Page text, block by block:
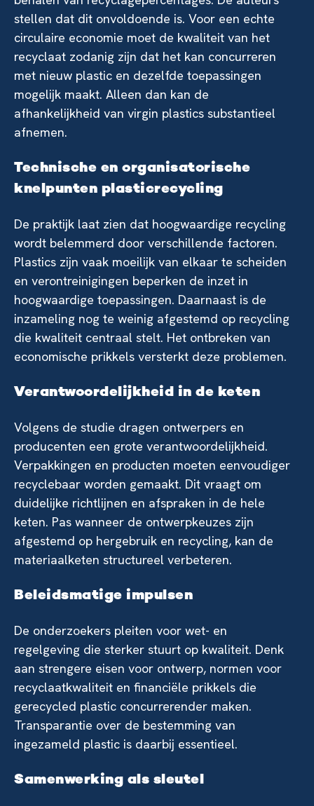
stellen dat dit onvoldoende is. Voor een echte
circulaire economie moet de kwaliteit van het
recyclaat zodanig zijn dat het kan concurreren
met nieuw plastic en dezelfde toepassingen
mogelijk maakt. Alleen dan kan de
afhankelijkheid van virgin plastics substantieel
afnemen.
Technische en organisatorische
knelpunten plasticrecycling
De praktijk laat zien dat hoogwaardige recycling
wordt belemmerd door verschillende factoren.
Plastics zijn vaak moeilijk van elkaar te scheiden
en verontreinigingen beperken de inzet in
hoogwaardige toepassingen. Daarnaast is de
inzameling nog te weinig afgestemd op recycling
die kwaliteit centraal stelt. Het ontbreken van
economische prikkels versterkt deze problemen.
Verantwoordelijkheid in de keten
Volgens de studie dragen ontwerpers en
producenten een grote verantwoordelijkheid.
Verpakkingen en producten moeten eenvoudiger
recyclebaar worden gemaakt. Dit vraagt om
duidelijke richtlijnen en afspraken in de hele
keten. Pas wanneer de ontwerpkeuzes zijn
afgestemd op hergebruik en recycling, kan de
materiaalketen structureel verbeteren.
Beleidsmatige impulsen
De onderzoekers pleiten voor wet- en
regelgeving die sterker stuurt op kwaliteit. Denk
aan strengere eisen voor ontwerp, normen voor
recyclaatkwaliteit en financiële prikkels die
gerecycled plastic concurrerender maken.
Transparantie over de bestemming van
ingezameld plastic is daarbij essentieel.
Samenwerking als sleutel